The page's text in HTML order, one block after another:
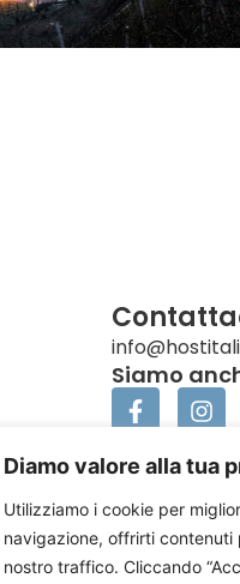
Diamo valore alla tua
Utilizziamo i cookie per
navigazione, offrirti contenuti
nostro traffico. Cliccando
Siamo